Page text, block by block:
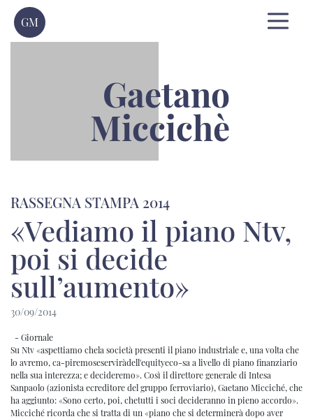
GM
Gaetano
Miccichè
RASSEGNA STAMPA 2014
«Vediamo il piano Ntv,
poi si decide
sull’aumento»
30/09/2014
- Giornale
Su Ntv «aspettiamo chela società presenti il piano industriale e, una volta che
lo avremo, ca-piremoseserviràdell'equityeco-sa a livello di piano finanziario
nella sua interezza; e decideremo». Così il direttore generale di Intesa
Sanpaolo (azionista ecreditore del gruppo ferroviario), Gaetano Micciché, che
ha aggiunto: «Sono certo, poi, chetutti i soci decideranno in pieno accordo».
Micciché ricorda che si tratta di un «piano che si determinerà dopo aver